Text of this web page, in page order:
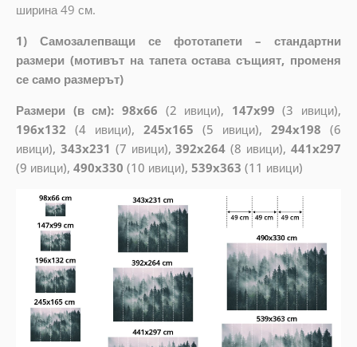
ширина 49 см.
1) Самозалепващи се фототапети – стандартни
размери (мотивът на тапета остава същият, променя
се само размерът)
Размери (в см): 98x66 (2 ивици), 147x99 (3 ивици),
196x132 (4 ивици), 245x165 (5 ивици),294x198 (6
ивици), 343x231 (7 ивици),392x264 (8 ивици),441x297
(9 ивици), 490x330 (10 ивици), 539x363 (11 ивици)